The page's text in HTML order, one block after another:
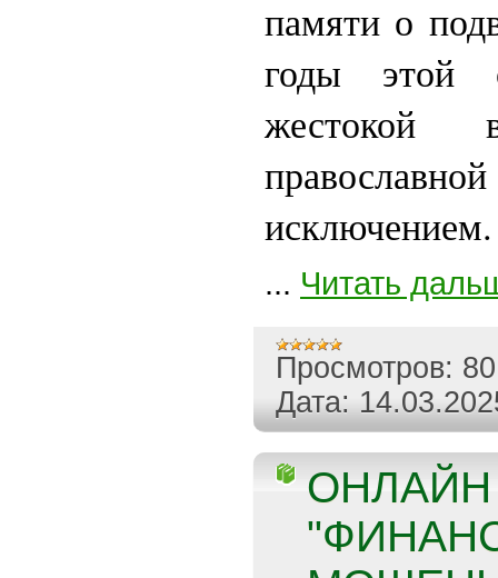
памяти о
годы этой
исключением.
... Читать
Просмотров: 80
Дата:
ОНЛАЙН